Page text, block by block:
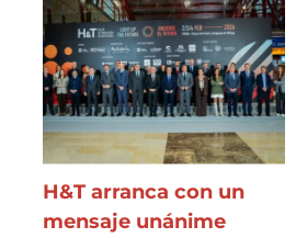
H&T arranca con un
mensaje unánime